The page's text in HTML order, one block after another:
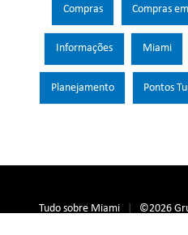
Compras Compras
Informações Miami
Planejamento Pontos
Tudo sobre Miami ©2026